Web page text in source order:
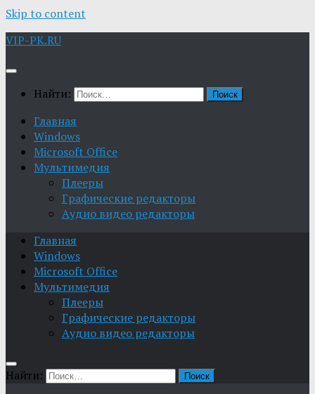
Skip to content
VIP-PK.RU
Найти:
Главная
Windows
Microsoft Office
Мультимедия
Плееры
Графические редакторы
Aудио видео редакторы
Главная
Windows
Microsoft Office
Мультимедия
Плееры
Графические редакторы
Aудио видео редакторы
Найти: